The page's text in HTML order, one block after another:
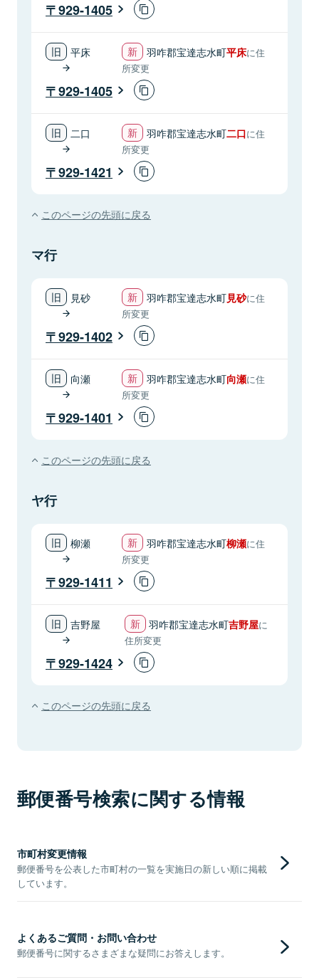
929-1405
平床 羽咋郡宝達志水町平床に住
所変更
929-1405
二口 羽咋郡宝達志水町二口に住
所変更
929-1421
このページの先頭に戻る
マ行
見砂 羽咋郡宝達志水町見砂に住
所変更
929-1402
向瀬 羽咋郡宝達志水町向瀬に住
所変更
929-1401
このページの先頭に戻る
ヤ行
柳瀬 羽咋郡宝達志水町柳瀬に住
所変更
929-1411
吉野屋 羽咋郡宝達志水町吉野屋に
住所変更
929-1424
このページの先頭に戻る
郵便番号検索に関する情報
市町村変更情報
郵便番号を公表した市町村の一覧を実施日の新しい順に掲載
しています。
よくあるご質問・お問い合わせ
郵便番号に関するさまざまな疑問にお答えします。